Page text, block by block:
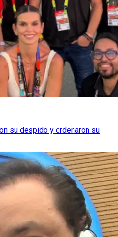
su despido y ordenaron su